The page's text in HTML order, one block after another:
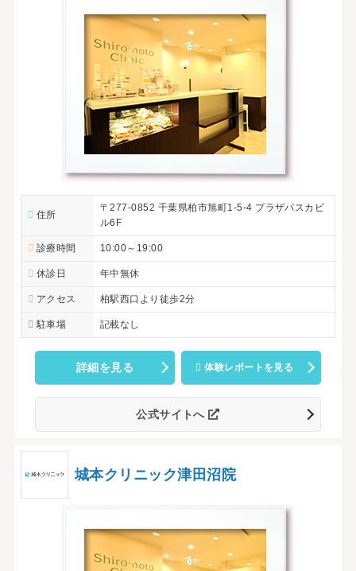
住所
〒277-0852 千葉県柏市旭町1-5-4 プラザパスカビ
ル6F
診療時間 10:00～19:00
休診日 年中無休
アクセス 柏駅西口より徒歩2分
駐車場 記載なし
詳細を見る 体験レポートを見る
公式サイトへ
城本クリニック津田沼院